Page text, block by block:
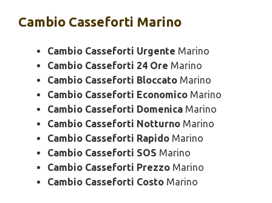
Cambio Casseforti Marino
Cambio Casseforti Urgente Marino
Cambio Casseforti 24 Ore Marino
Cambio Casseforti Bloccato Marino
Cambio Casseforti Economico Marino
Cambio Casseforti Domenica Marino
Cambio Casseforti Notturno Marino
Cambio Casseforti Rapido Marino
Cambio Casseforti SOS Marino
Cambio Casseforti Prezzo Marino
Cambio Casseforti Costo Marino